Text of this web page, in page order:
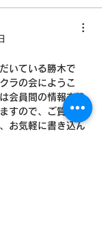
いている勝木で
ラの会にようこ
会員間の情報交換
すので、ご質問や
お気軽に書き込ん